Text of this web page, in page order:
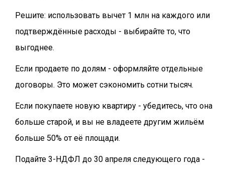
Решите: использовать вычет 1 млн на каждого или
подтверждённые расходы - выбирайте то, что
выгоднее.
Если продаете по долям - оформляйте отдельные
договоры. Это может сэкономить сотни тысяч.
Если покупаете новую квартиру - убедитесь, что она
больше старой, и вы не владеете другим жильём
больше 50% от её площади.
Подайте 3-НДФЛ до 30 апреля следующего года -